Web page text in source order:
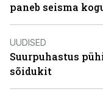
paneb seisma
UUDISED
Suurpuhastus
sõidukit